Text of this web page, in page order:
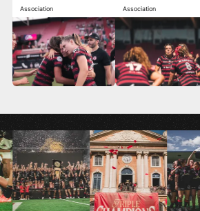
Association Association